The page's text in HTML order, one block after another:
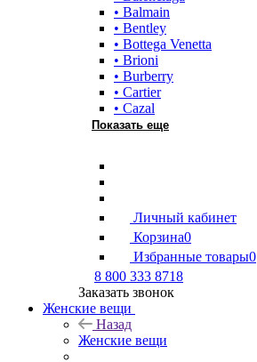
• Balmain
• Bentley
• Bottega Venetta
• Brioni
• Burberry
• Cartier
• Cazal
Показать еще
Личный кабинет
Корзина0
Избранные товары0
8 800 333 8718
Заказать звонок
Женские вещи
Назад
Женские вещи